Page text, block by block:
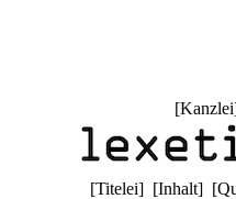
[Kanzlei
[Titelei] [Inhalt] [